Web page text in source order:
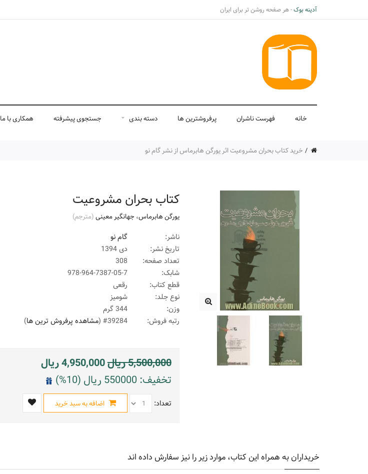
آدینه بوک- هر صفحه روشن تر برای ایران
خانه فهرست ناشران پرفروشترین ها دسته بندی جستجوی پیشرفته همکاری با ما
خرید کتاب بحران مشروعیت اثر یورگن هابرماس از نشر گام نو
کتاب بحران مشروعیت
یورگن هابرماس، جهانگیر معینی(مترجم)
ناشر:
گام نو
تاریخ نشر:
دی 1394
تعداد صفحه:
شابک:
978-964-7387-05-7
قطع کتاب:
رقعی
نوع جلد:
شومیز
وزن:
344 گرم
رتبه فروش:
#39284 ( مشاهده پرفروش ترین ها)
5,500,000ریال4,950,000ریال
تخفیف: 550000 ریال (10%)
تعداد: اضافه به سبد خرید
خریداران به همراه این کتاب، موارد زیر را نیز سفارش داده اند